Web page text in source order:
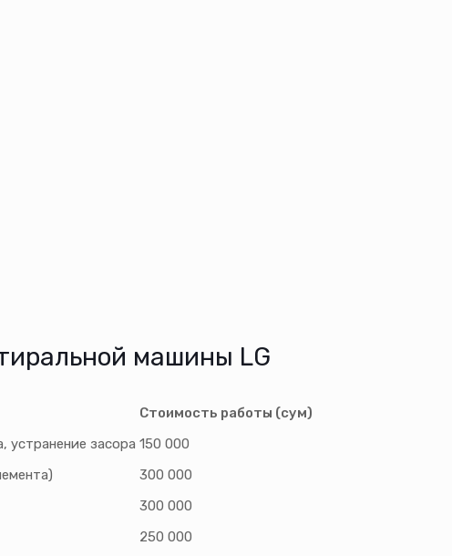
машины LG
Стоимость работы (сум)
устранение засора 150 000
300 000
300 000
250 000